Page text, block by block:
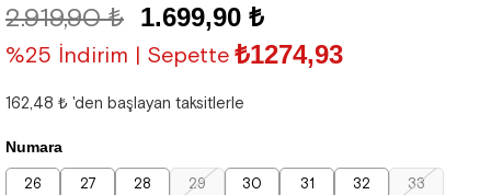
2.919,90 ₺ 1.699,90 ₺
%25 İndirim | Sepette ₺1274,93
162,48 ₺ 'den başlayan taksitlerle
Numara
26 27 28 29 30 31 32
33